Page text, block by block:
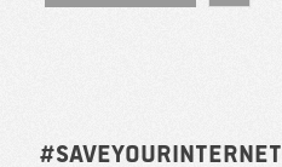
#SAVEYOURINTERNET